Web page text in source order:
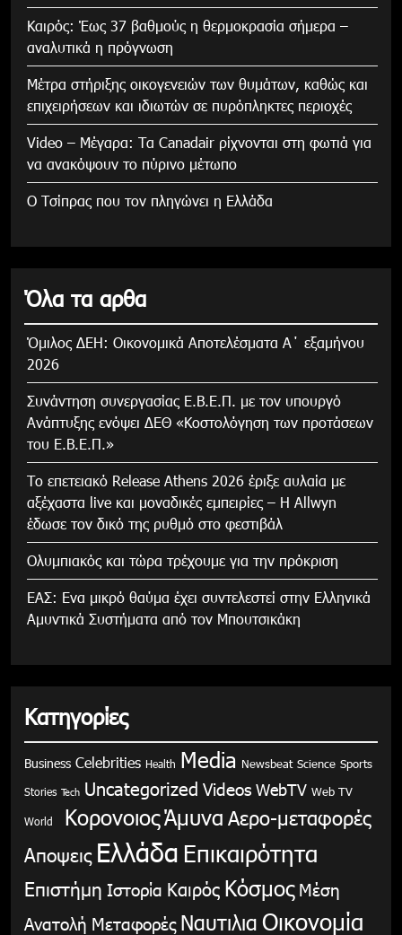
Καιρός: Έως 37 βαθμούς η θερμοκρασία σήμερα –
αναλυτικά η πρόγνωση
Μέτρα στήριξης οικογενειών των θυμάτων, καθώς και
επιχειρήσεων και ιδιωτών σε πυρόπληκτες περιοχές
Video – Μέγαρα: Τα Canadair ρίχνονται στη φωτιά για
να ανακόψουν το πύρινο μέτωπο
Ο Τσίπρας που τον πληγώνει η Ελλάδα
Όλα τα αρθα
Όμιλος ΔΕΗ: Οικονομικά Αποτελέσματα Α΄ εξαμήνου
2026
Συνάντηση συνεργασίας Ε.Β.Ε.Π. με τον υπουργό
Ανάπτυξης ενόψει ΔΕΘ «Κοστολόγηση των προτάσεων
του Ε.Β.Ε.Π.»
Το επετειακό Release Athens 2026 έριξε αυλαία με
αξέχαστα live και μοναδικές εμπειρίες – Η Allwyn
έδωσε τον δικό της ρυθμό στο φεστιβάλ
Ολυμπιακός και τώρα τρέχουμε για την πρόκριση
ΕΑΣ: Ενα μικρό θαύμα έχει συντελεστεί στην Ελληνικά
Αμυντικά Συστήματα από τον Μπουτσικάκη
Κατηγορίες
Business Celebrities Health Media Newsbeat Science Sports
Stories Tech Uncategorized Videos WebTV Web TV
World ΚορονοιοςΆμυνα Αερο-μεταφορές
Αποψεις Ελλάδα Επικαιρότητα
Επιστήμη Ιστορία Καιρός Κόσμος Μέση
Ανατολή Μεταφορές Ναυτιλια Οικονομία